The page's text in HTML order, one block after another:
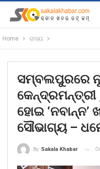
Home ରାଜ୍ୟ
ସମ୍ବଲପୁରରେ
ହୋଇ ‘ନବାନ୍ନ’
ସୌଭାଗ୍ୟ –
By Sakala Khabar